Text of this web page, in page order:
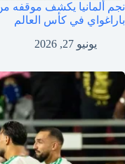
نجم ألمانيا يكشف موقفه
باراغواي في كأس العالم
يونيو 27, 2026